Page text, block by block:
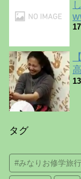
タグ
#みなりお修学旅行